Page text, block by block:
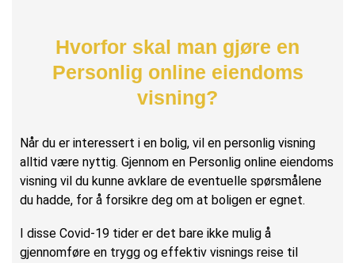
Hvorfor skal man gjøre en
Personlig online eiendoms
visning?
Når du er interessert i en bolig, vil en personlig visning
alltid være nyttig. Gjennom en Personlig online eiendoms
visning vil du kunne avklare de eventuelle spørsmålene
du hadde, for å forsikre deg om at boligen er egnet.
I disse Covid-19 tider er det bare ikke mulig å
gjennomføre en trygg og effektiv visnings reise til